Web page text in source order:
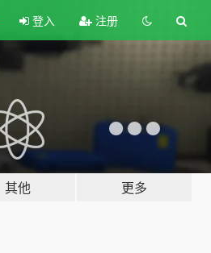
登入 注册
其他 更多